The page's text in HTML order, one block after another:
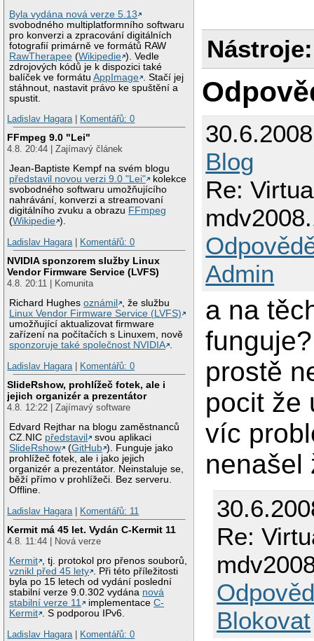
Byla vydána nová verze 5.13
svobodného multiplatformního softwaru
pro konverzi a zpracování digitálních
fotografií primárně ve formátů RAW
RawTherapee (Wikipedie ). Vedle
zdrojových kódů je k dispozici také
balíček ve formátuAppImage
. Stačí jej
stáhnout, nastavit právo ke spuštění a
spustit.
Ladislav Hagara| Komentářů: 0
FFmpeg 9.0 "Lei"
4.8. 20:44 | Zajímavý článek
Jean-Baptiste Kempf na svém blogu
představil novou verzi 9.0 "Lei"
kolekce
svobodného softwaru umožňujícího
nahrávání, konverzi a streamovaní
digitálního zvuku a obrazu FFmpeg
(Wikipedie ).
Ladislav Hagara| Komentářů: 0
NVIDIA sponzorem služby Linux
Vendor Firmware Service (LVFS)
4.8. 20:11 | Komunita
Richard Hughesoznámil
, že službu
Linux Vendor Firmware Service (LVFS)
umožňující aktualizovat firmware
zařízení na počítačích s Linuxem, nově
sponzoruje také společnost NVIDIA .
Ladislav Hagara| Komentářů: 0
SlideRshow, prohlížeč fotek, ale i
jejich organizér a prezentátor
4.8. 12:22 | Zajímavý software
Edvard Rejthar na blogu zaměstnanců
CZ.NIC představil
svou aplikaci
SlideRshow
(GitHub ). Funguje jako
prohlížeč fotek, ale i jako jejich
organizér a prezentátor. Neinstaluje se,
běží přímo v prohlížeči. Bez serveru.
Offline.
Ladislav Hagara| Komentářů: 11
Kermit má 45 let. Vydán C-Kermit 11
4.8. 11:44 | Nová verze
Kermit , tj. protokol pro přenos souborů,
vznikl před 45 lety . Při této příležitosti
byla po 15 letech od vydání poslední
stabilní verze 9.0.302 vydána nová
stabilní verze 11
implementaceC-
Kermit . S podporou IPv6.
Ladislav Hagara| Komentářů: 0
Nástroje:
Blog
Re:
Admin
a na
prostě
pocit že
víc
nenašel
Re:
Blokovat